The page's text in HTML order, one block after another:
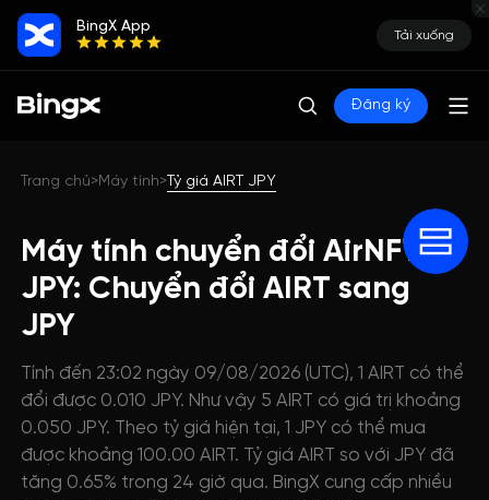
BingX App
Tải xuống
Đăng ký
Trang chủ>Máy tính>Tỷ giá AIRT JPY
Máy tính chuyển đổi AirNFT
JPY: Chuyển đổi AIRT sang
JPY
Tính đến 23:02 ngày 09/08/2026 (UTC), 1 AIRT có thể
đổi được 0.010 JPY. Như vậy 5 AIRT có giá trị khoảng
0.050 JPY. Theo tỷ giá hiện tại, 1 JPY có thể mua
được khoảng 100.00 AIRT. Tỷ giá AIRT so với JPY đã
tăng 0.65% trong 24 giờ qua. BingX cung cấp nhiều